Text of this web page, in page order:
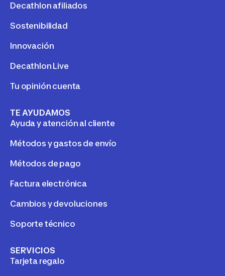
Decathlon afiliados
Sostenibilidad
Innovación
Decathlon Live
Tu opinión cuenta
TE AYUDAMOS
Ayuda y atención al cliente
Métodos y gastos de envío
Métodos de pago
Factura electrónica
Cambios y devoluciones
Soporte técnico
SERVICIOS
Tarjeta regalo